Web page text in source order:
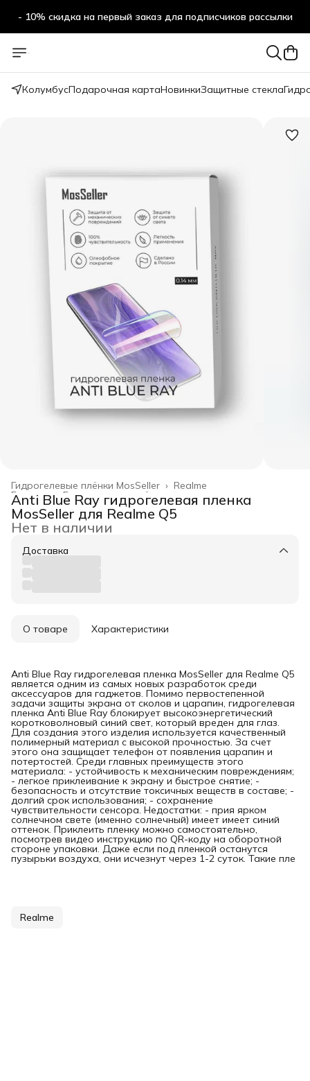
- 10% скидка на первый заказ для подписчиков рассылки
КолумбусПодарочная картаНовинкиЗащитные стекла
Realme
Гидрогелевые плёнки MosSeller ›
Гидрогелевые плёнки ›
Главная ›
Anti Blue Ray гидрогелевая пленка
MosSeller для Realme Q5
Нет в наличии
Доставка
О товаре Характеристики
Anti Blue Ray гидрогелевая пленка MosSeller для Realme Q5
является одним из самых новых разработок среди
аксессуаров для гаджетов. Помимо первостепенной
задачи защиты экрана от сколов и царапин, гидрогелевая
пленка Anti Blue Ray блокирует высокоэнергетический
коротковолновый синий свет, который вреден для глаз.
Для создания этого изделия используется качественный
полимерный материал с высокой прочностью. За счет
этого она защищает телефон от появления царапин и
потертостей. Среди главных преимуществ этого
материала: - устойчивость к механическим повреждениям;
- легкое приклеивание к экрану и быстрое снятие; -
безопасность и отсутствие токсичных веществ в составе; -
долгий срок использования; - сохранение
чувствительности сенсора. Недостатки: - прия ярком
солнечном свете (именно солнечный) имеет имеет синий
оттенок. Приклеить пленку можно самостоятельно,
посмотрев видео инструкцию по QR-коду на оборотной
стороне упаковки. Даже если под пленкой останутся
пузырьки воздуха, они исчезнут через 1-2 суток. Такие пле
Realme